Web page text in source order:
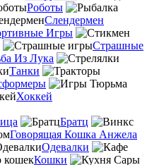
Роботы
Слендермен
Игры
Страшные
Из Лука
Танки
Хоккей
Братц
Говорящая Кошка Анжела
Одевалки
Кошки